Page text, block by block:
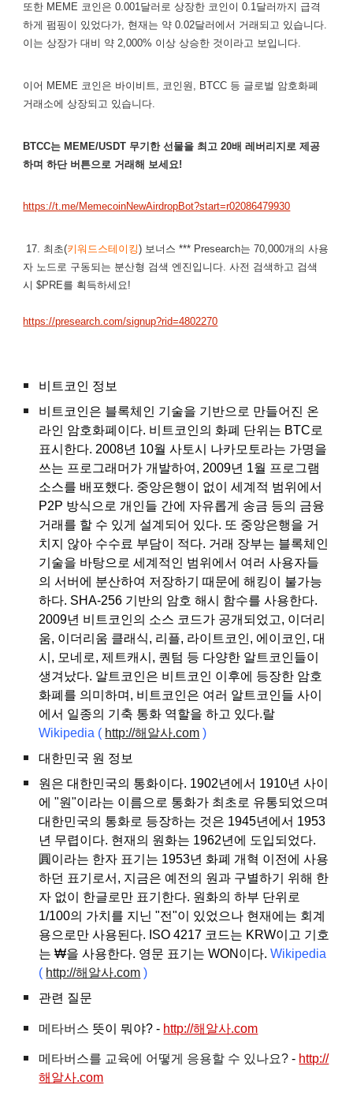
또한 MEME 코인은 0.001달러로 상장한 코인이 0.1달러까지 급격
하게 펌핑이 있었다가, 현재는 약 0.02달러에서 거래되고 있습니다.
이는 상장가 대비 약 2,000% 이상 상승한 것이라고 보입니다.
이어 MEME 코인은 바이비트, 코인원, BTCC 등 글로벌 암호화폐
거래소에 상장되고 있습니다.
BTCC는 MEME/USDT 무기한 선물을 최고 20배 레버리지로 제공
하며 하단 버튼으로 거래해 보세요!
https://t.me/MemecoinNewAirdropBot?start=r02086479930
17. 최초(키워드스테이킹) 보너스 *** Presearch는 70,000개의 사용
자 노드로 구동되는 분산형 검색 엔진입니다. 사전 검색하고 검색
시 $PRE를 획득하세요!
https://presearch.com/signup?rid=4802270
비트코인 정보
비트코인은 블록체인 기술을 기반으로 만들어진 온
라인 암호화폐이다. 비트코인의 화폐 단위는 BTC로
표시한다. 2008년 10월 사토시 나카모토라는 가명을
쓰는 프로그래머가 개발하여, 2009년 1월 프로그램
소스를 배포했다. 중앙은행이 없이 세계적 범위에서
P2P 방식으로 개인들 간에 자유롭게 송금 등의 금융
거래를 할 수 있게 설계되어 있다. 또 중앙은행을 거
치지 않아 수수료 부담이 적다. 거래 장부는 블록체인
기술을 바탕으로 세계적인 범위에서 여러 사용자들
의 서버에 분산하여 저장하기 때문에 해킹이 불가능
하다. SHA-256 기반의 암호 해시 함수를 사용한다.
2009년 비트코인의 소스 코드가 공개되었고, 이더리
움, 이더리움 클래식, 리플, 라이트코인, 에이코인, 대
시, 모네로, 제트캐시, 퀀텀 등 다양한 알트코인들이
생겨났다. 알트코인은 비트코인 이후에 등장한 암호
화폐를 의미하며, 비트코인은 여러 알트코인들 사이
에서 일종의 기축 통화 역할을 하고 있다.랄
Wikipedia ( http://해알사.com )
대한민국 원 정보
원은 대한민국의 통화이다. 1902년에서 1910년 사이
에 "원"이라는 이름으로 통화가 최초로 유통되었으며
대한민국의 통화로 등장하는 것은 1945년에서 1953
년 무렵이다. 현재의 원화는 1962년에 도입되었다.
圓이라는 한자 표기는 1953년 화폐 개혁 이전에 사용
하던 표기로서, 지금은 예전의 원과 구별하기 위해 한
자 없이 한글로만 표기한다. 원화의 하부 단위로
1/100의 가치를 지닌 "전"이 있었으나 현재에는 회계
용으로만 사용된다. ISO 4217 코드는 KRW이고 기호
는 ₩을 사용한다. 영문 표기는 WON이다.Wikipedia
( http://해알사.com )
관련 질문
메타버스 뜻이 뭐야? - http://해알사.com
메타버스를 교육에 어떻게 응용할 수 있나요? - http://
해알사.com